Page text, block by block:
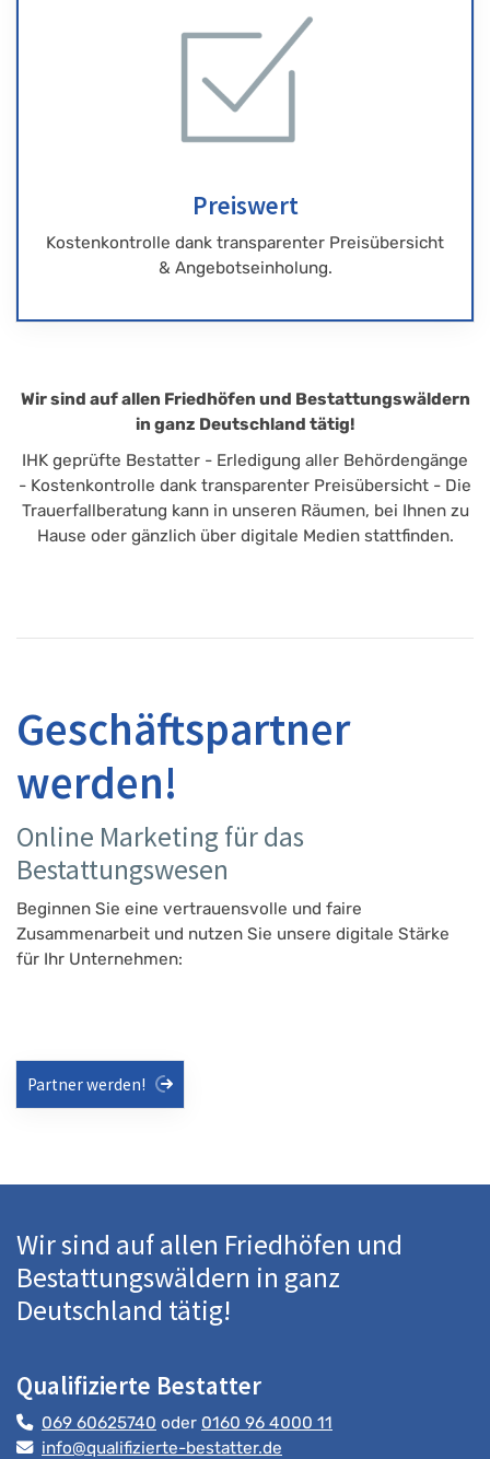
Preiswert
Kostenkontrolle dank transparenter Preisübersicht
& Angebotseinholung.
Wir sind auf allen Friedhöfen und Bestattungswäldern
in ganz Deutschland tätig!
IHK geprüfte Bestatter - Erledigung aller Behördengänge
- Kostenkontrolle dank transparenter Preisübersicht - Die
Trauerfallberatung kann in unseren Räumen, bei Ihnen zu
Hause oder gänzlich über digitale Medien stattfinden.
Geschäftspartner
werden!
Online Marketing für das
Bestattungswesen
Beginnen Sie eine vertrauensvolle und faire
Zusammenarbeit und nutzen Sie unsere digitale Stärke
für Ihr Unternehmen:
Partner werden!
Wir sind auf allen Friedhöfen und
Bestattungswäldern in ganz
Deutschland tätig!
Qualifizierte Bestatter
069 60625740 oder 0160 96 4000 11
info@qualifizierte-bestatter.de